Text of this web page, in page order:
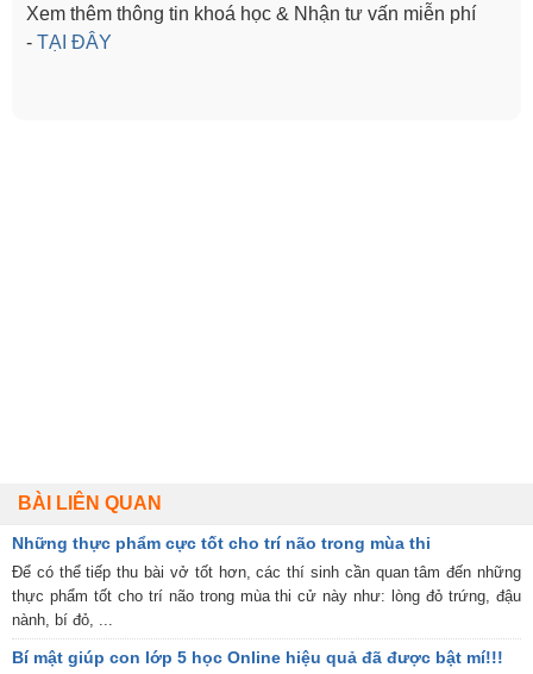
Xem thêm thông tin khoá học & Nhận tư vấn miễn phí
- TẠI ĐÂY
BÀI LIÊN QUAN
Những thực phẩm cực tốt cho trí não trong mùa thi
Để có thể tiếp thu bài vở tốt hơn, các thí sinh cần quan tâm đến những
thực phẩm tốt cho trí não trong mùa thi cử này như: lòng đỏ trứng, đậu
nành, bí đỏ, ...
Bí mật giúp con lớp 5 học Online hiệu quả đã được bật mí!!!